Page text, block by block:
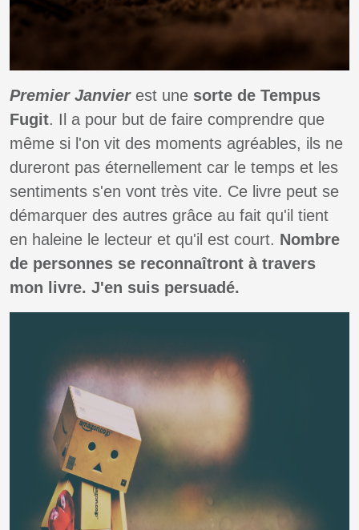
Premier Janvierest une sorte de Tempus
Fugit. Il a pour but de faire comprendre que
même si l'on vit des moments agréables, ils ne
dureront pas éternellement car le temps et les
sentiments s'en vont très vite. Ce livre peut se
démarquer des autres grâce au fait qu'il tient
en haleine le lecteur et qu'il est court. Nombre
de personnes se reconnaîtront à travers
mon livre. J'en suis persuadé.